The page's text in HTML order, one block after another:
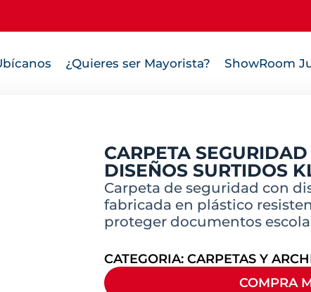
¿Quieres ser Mayorista? ShowRoom
CARPETA
DISEÑOS SURTIDOS
Carpeta de seguridad con
fabricada en plástico
proteger documentos
CATEGORIA: CARPETAS Y
COMPRA